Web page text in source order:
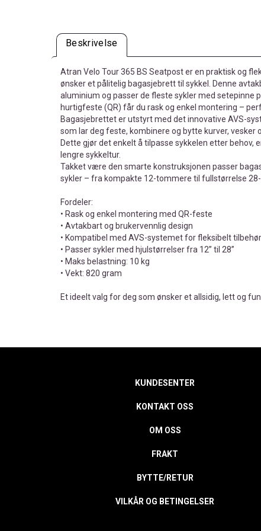
Beskrivelse
Atran Velo Tour 365 BS Seatpost er en praktisk og
ønsker et pålitelig bagasjebrett til sykkel. Denne
aluminium og passer de fleste sykler med setepinne
hurtigfeste (QR) får du rask og enkel montering –
Bagasjebrettet er utstyrt med det innovative AVS-
som lar deg feste, kombinere og bytte kurver, vesker
Dette gjør det enkelt å tilpasse sykkelen etter behov,
lengre sykkeltur.
Takket være den smarte konstruksjonen passer
sykler – fra kompakte 12-tommere til fullstørrelse
Fordeler:
• Rask og enkel montering med QR-feste
• Avtakbart og brukervennlig design
• Kompatibel med AVS-systemet for fleksibelt tilbehør
• Passer sykler med hjulstørrelser fra 12” til 28”
• Maks belastning: 10 kg
• Vekt: 820 gram
Et ideelt valg for deg som ønsker et allsidig, lett og
KUNDESENTER
KONTAKT OSS
OM OSS
FRAKT
BYTTE/RETUR
VILKÅR OG BETINGELSER